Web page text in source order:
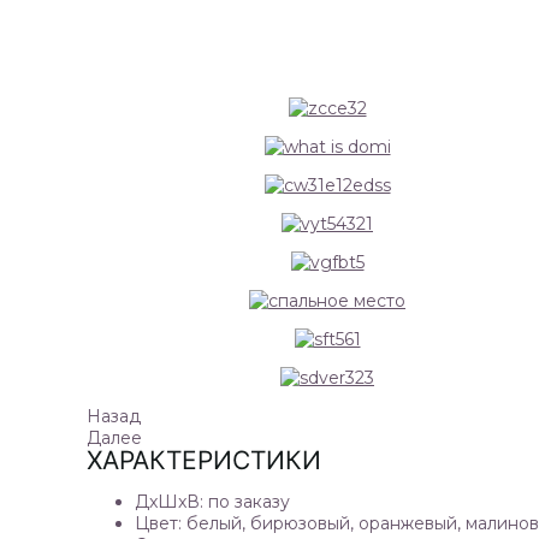
Назад
Далее
ХАРАКТЕРИСТИКИ
ДxШxВ: по заказу
Цвет: белый, бирюзовый, оранжевый,